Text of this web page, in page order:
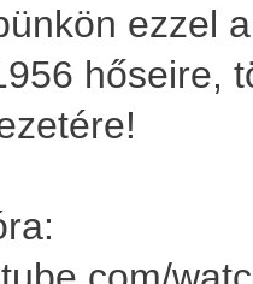
ezzel
hőseire,